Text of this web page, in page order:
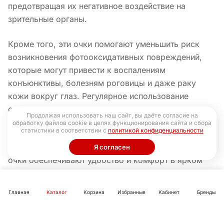
предотвращая их негативное воздействие на
зрительные органы.
Кроме того, эти очки помогают уменьшить риск
возникновения фотооксидативных повреждений,
которые могут привести к воспалениям
конъюнктивы, болезням роговицы и даже раку
кожи вокруг глаз. Регулярное использование
солнцезащитных очков с адекватным уровнем
защиты позволяет снизить этот риск.
Кроме защиты от ультрафиолета, солнцезащитные
очки обеспечивают удобство и комфорт в ярком
Главная Каталог Корзина Избранные Кабинет Бренды
Продолжая использовать наш сайт, вы даёте согласие на
обработку файлов cookie в целях функционирования сайта и сбора
статистики в соответствии с политикой конфиденциальности
Я согласен